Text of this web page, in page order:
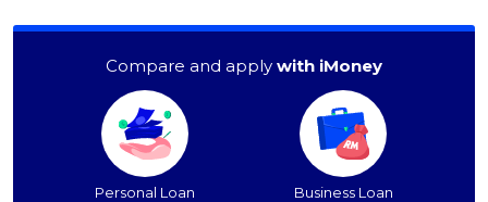
Compare and apply with iMoney
Personal Loan Business Loan